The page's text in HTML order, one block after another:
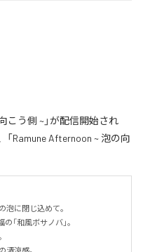
こう側 ~」が配信開始され
Ramune Afternoon ~ 泡の向
泡に閉じ込めて。
「和風ボサノバ」。